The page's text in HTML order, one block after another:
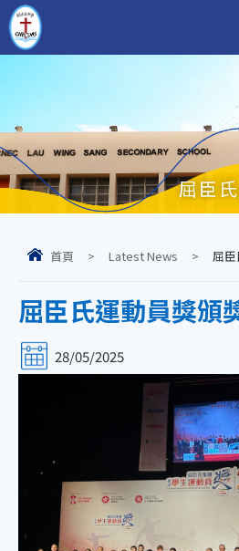
屈臣
首頁 > Latest News > 屈
屈臣氏運動員獎頒
28/05/2025